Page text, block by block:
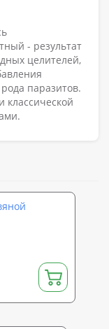
- результат
целителей,
паразитов.